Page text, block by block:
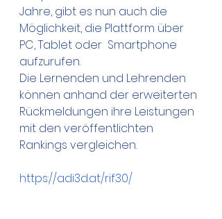
Jahre, gibt es nun auch die
Möglichkeit, die Plattform über
PC, Tablet oder  Smartphone
aufzurufen.
Die Lernenden und Lehrenden
können anhand der erweiterten
Rückmeldungen ihre Leistungen
mit den veröffentlichten
Rankings vergleichen.
https://adi3d.at/rif30/